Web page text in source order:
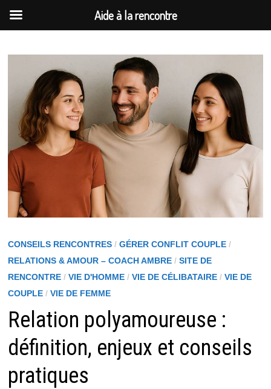
au
CONSEILS RENCONTRES/ GÉRER CONFLIT COUPLE/
RELATIONS & AMOUR – COACH AMBRE/ SITE DE
RENCONTRE/ VIE D'HOMME/ VIE DE CÉLIBATAIRE/ VIE DE
COUPLE/ VIE DE FEMME
Relation polyamoureuse :
définition, enjeux et conseils
pratiques
Aide à la rencontre